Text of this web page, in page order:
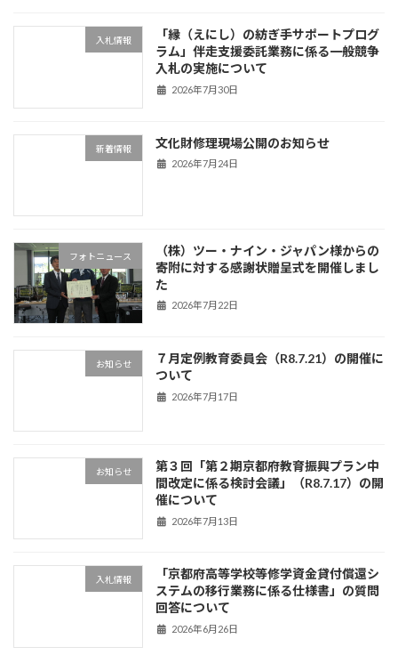
入札情報
「縁（えにし）の紡ぎ手サポートプログ
ラム」伴走支援委託業務に係る一般競争
入札の実施について
2026年7月30日
新着情報 文化財修理現場公開のお知らせ
2026年7月24日
フォトニュース
（株）ツー・ナイン・ジャパン様からの
寄附に対する感謝状贈呈式を開催しまし
た
2026年7月22日
お知らせ
７月定例教育委員会（R8.7.21）の開催に
ついて
2026年7月17日
お知らせ
第３回「第２期京都府教育振興プラン中
間改定に係る検討会議」（R8.7.17）の開
催について
2026年7月13日
入札情報
「京都府高等学校等修学資金貸付償還シ
ステムの移行業務に係る仕様書」の質問
回答について
2026年6月26日